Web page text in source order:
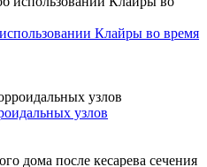
Клайры во время
узлов